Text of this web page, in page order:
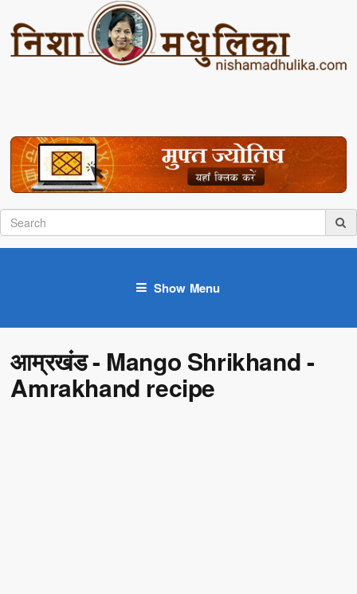
Show Menu
आम्रखंड - Mango Shrikhand -
Amrakhand recipe